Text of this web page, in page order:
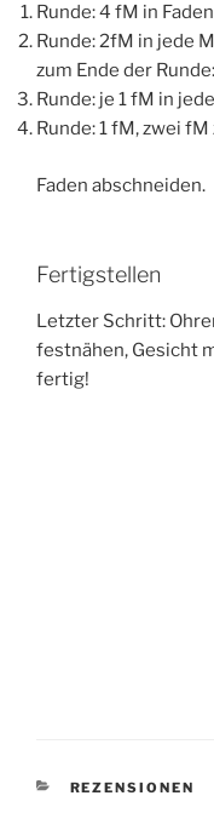
Runde: 4 fM in
Runde: 2fM in jede
zum Ende der
Runde: je 1 fM in
Runde: 1 fM, zwei
Faden abschneiden.
Fertigstellen
Letzter Schritt:
festnähen, Gesicht
fertig!
KATEGORIEN
REZENSIONEN